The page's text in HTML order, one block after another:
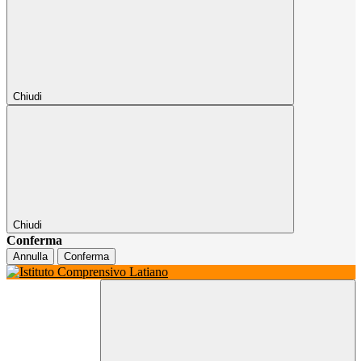
Chiudi
Chiudi
Conferma
Annulla Conferma